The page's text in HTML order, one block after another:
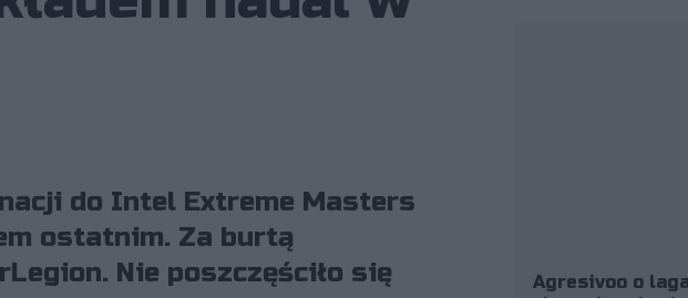
do Intel Extreme Masters
ostatnim. Za burtą
Nie poszczęściło się
Agresivoo o